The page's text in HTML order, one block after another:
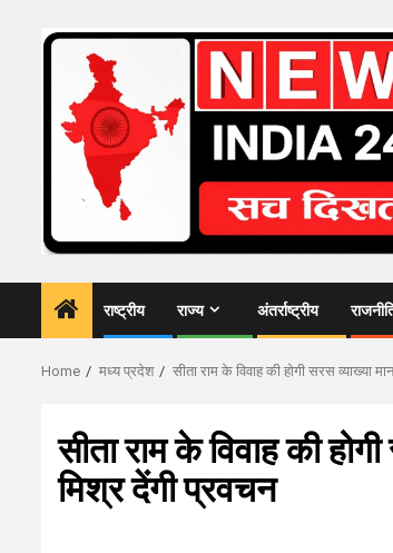
राष्ट्रीय राज्य अंतर्राष्ट्रीय
Home मध्य प्रदेश सीता राम के विवाह की होगी सरस व्याख्या
सीता राम के विवाह की
मिश्र देंगी प्रवचन